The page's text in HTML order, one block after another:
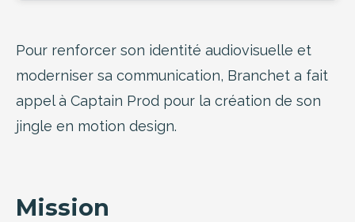
Pour renforcer son identité audiovisuelle et
moderniser sa communication, Branchet a fait
appel à Captain Prod pour la création de son
jingle en motion design.
Mission